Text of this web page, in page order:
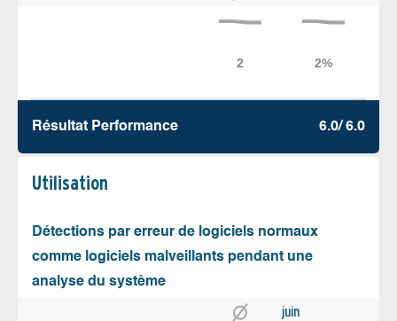
Résultat Performance 6.0/ 6.0
Utilisation
Détections par erreur de logiciels normaux
comme logiciels malveillants pendant une
analyse du système
juin